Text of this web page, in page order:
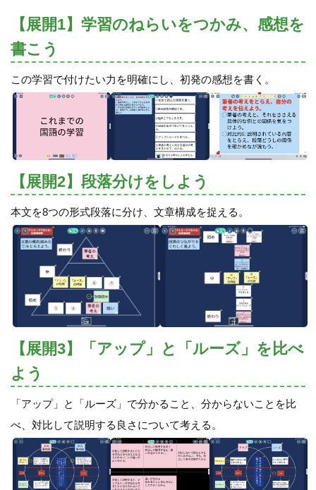
【展開1】学習のねらいをつかみ、感想を
書こう
この学習で付けたい力を明確にし、初発の感想を書く。
【展開2】段落分けをしよう
本文を8つの形式段落に分け、文章構成を捉える。
【展開3】「アップ」と「ルーズ」を比べ
よう
「アップ」と「ルーズ」で分かること、分からないことを比
べ、対比して説明する良さについて考える。